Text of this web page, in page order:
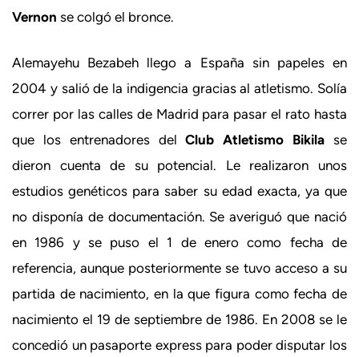
Vernon se colgó el bronce.
Alemayehu Bezabeh llego a España sin papeles en
2004 y salió de la indigencia gracias al atletismo. Solía
correr por las calles de Madrid para pasar el rato hasta
que los entrenadores delClub Atletismo Bikila se
dieron cuenta de su potencial. Le realizaron unos
estudios genéticos para saber su edad exacta, ya que
no disponía de documentación. Se averiguó que nació
en 1986 y se puso el 1 de enero como fecha de
referencia, aunque posteriormente se tuvo acceso a su
partida de nacimiento, en la que figura como fecha de
nacimiento el 19 de septiembre de 1986. En 2008 se le
concedió un pasaporte express para poder disputar los